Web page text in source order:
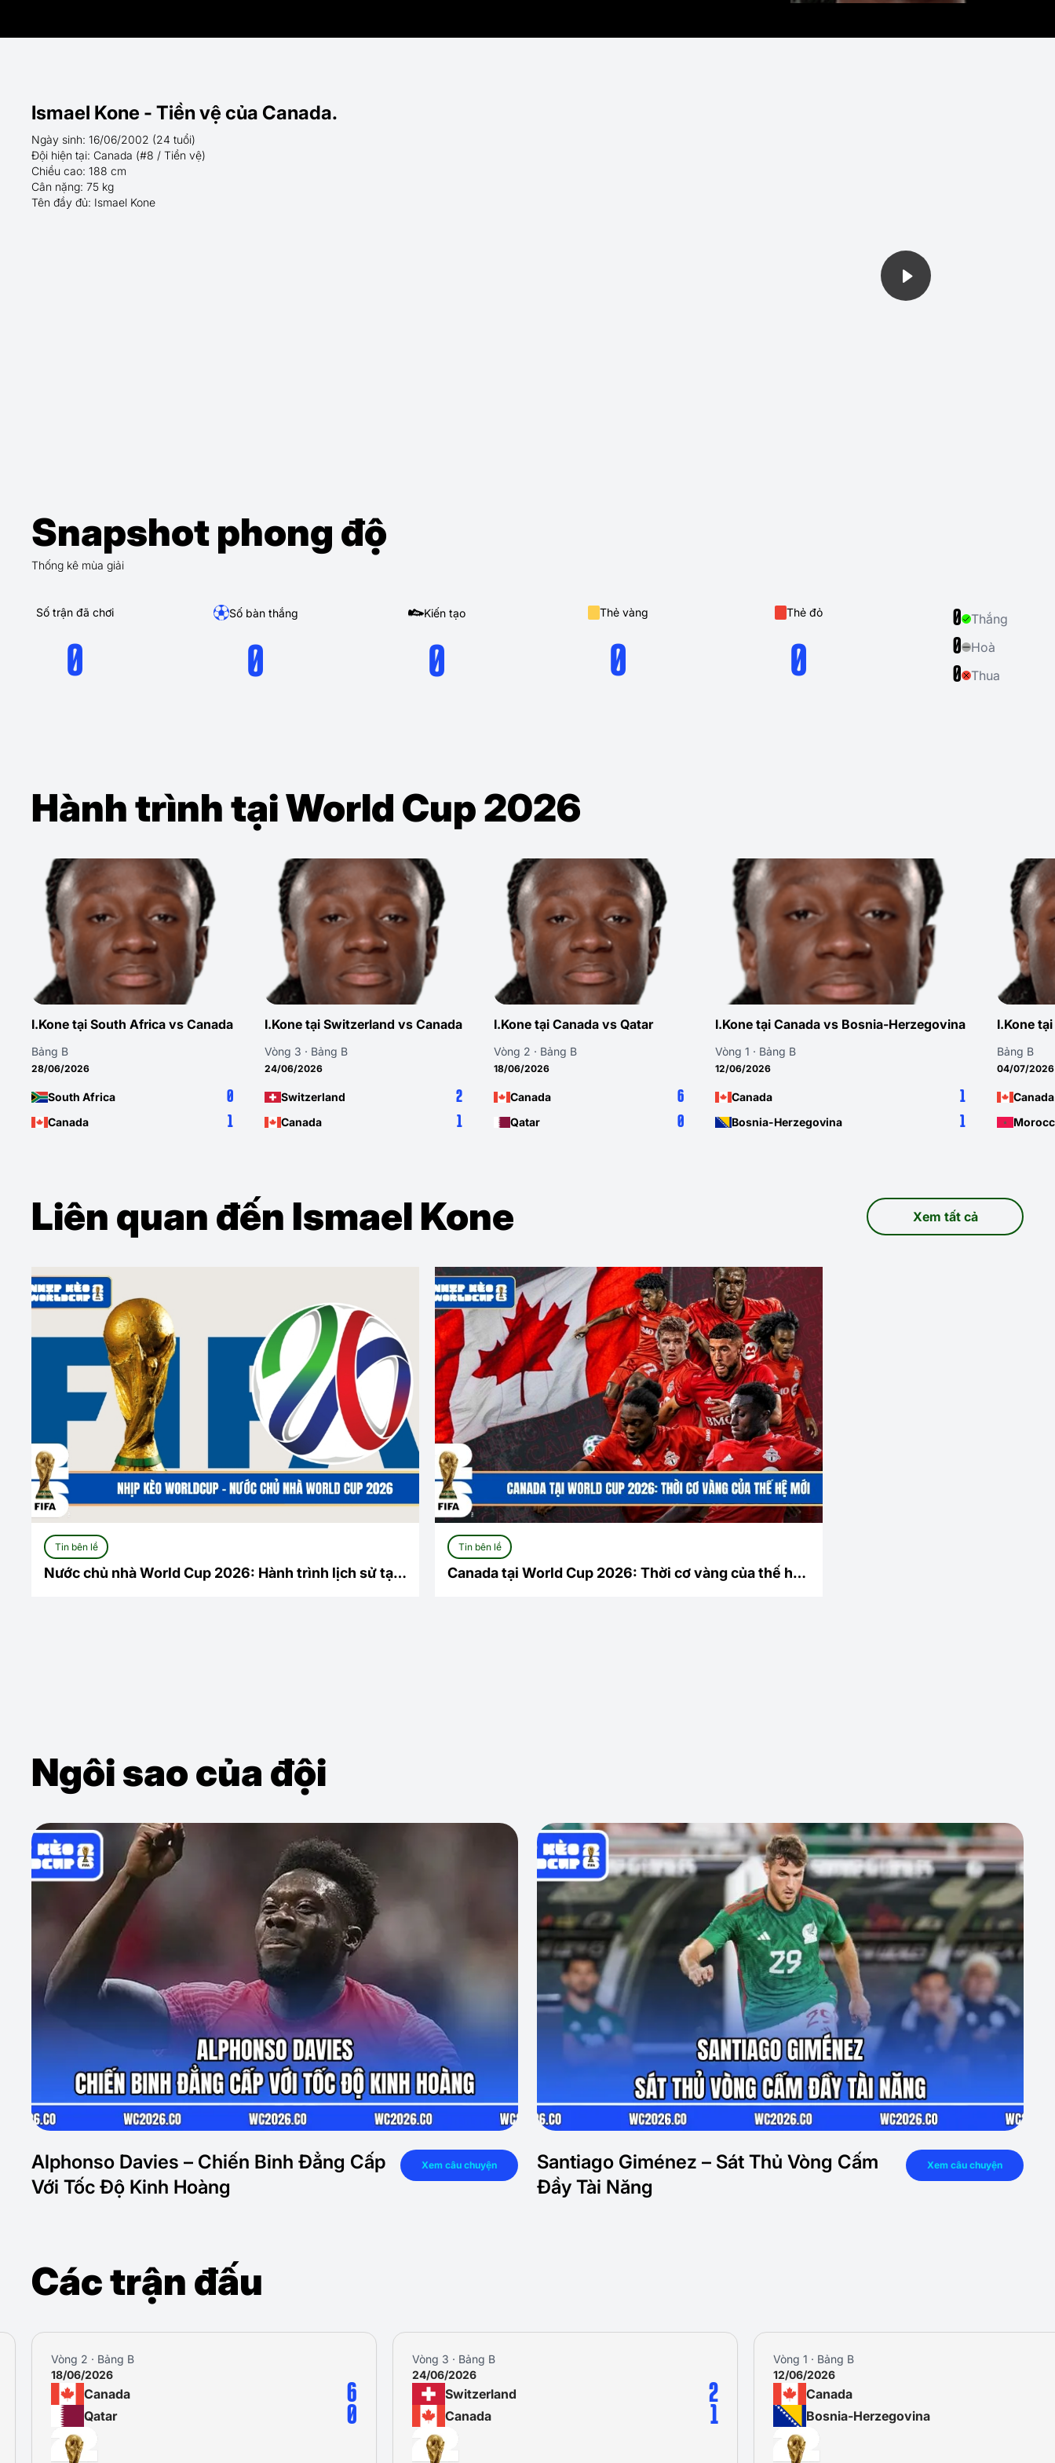
Ismael Kone - Tiền vệ của Canada.
Ngày sinh: 16/06/2002 (24 tuổi)
Đội hiện tại: Canada (#8 / Tiền vệ)
Chiều cao: 188 cm
Cân nặng: 75 kg
Tên đầy đủ: Ismael Kone
Snapshot phong độ
Thống kê mùa giải
Số trận đã chơi
0
Số bàn thắng
0
Kiến tạo
0
Thẻ vàng
0
Thẻ đỏ
0
0 Thắng
0 Hoà
0 Thua
Hành trình tại World Cup 2026
I.Kone tại Switzerland vs Canada
Vòng 3 · Bảng B
24/06/2026
Switzerland 2
Canada 1
I.Kone tại Canada vs Qatar
Vòng 2 · Bảng B
18/06/2026
Canada
Qatar
I.Kone tại Canada vs Bosnia-Herzegovina
Vòng 1 · Bảng B
12/06/2026
Canada 1
Bosnia-Herzegovina 1
I.Kone tại Canada vs Morocco
Bảng B
04/07/2026
Morocco
I.Kone tại
Bảng B
28/06/2026
South
Canada
Liên quan đến Ismael Kone Xem tất cả
Tin bên lề
Nước chủ nhà World Cup 2026: Hành trình lịch sử tại
Tin bên lề
Canada tại World Cup 2026: Thời cơ vàng của thế hệ
Ngôi sao của đội
Alphonso Davies – Chiến Binh Đẳng Cấp
Với Tốc Độ Kinh Hoàng
Xem câu chuyện
Santiago Giménez – Sát Thủ Vòng Cấm
Đầy Tài Năng
Xem câu chuyện
Các trận đấu
Vòng 3 · Bảng B
24/06/2026
Switzerland
Canada
2
1
Vòng 1 · Bảng B
12/06/2026
Canada
Bosnia-Herzegovina
1
1
Vòng 2 · Bảng B
18/06/2026
Canada
Qatar